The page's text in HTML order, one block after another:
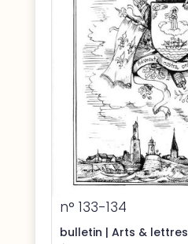
n° 133-134
bulletin | Arts & lettres